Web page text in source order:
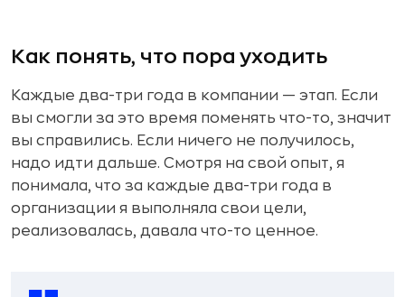
Как понять, что пора уходить
Каждые два-три года в компании — этап. Если
вы смогли за это время поменять что-то, значит
вы справились. Если ничего не получилось,
надо идти дальше. Смотря на свой опыт, я
понимала, что за каждые два-три года в
организации я выполняла свои цели,
реализовалась, давала что-то ценное.